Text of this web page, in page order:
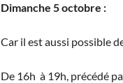
Dimanche 5 octobre :
Car il est aussi possible
De 16h à 19h, précédé